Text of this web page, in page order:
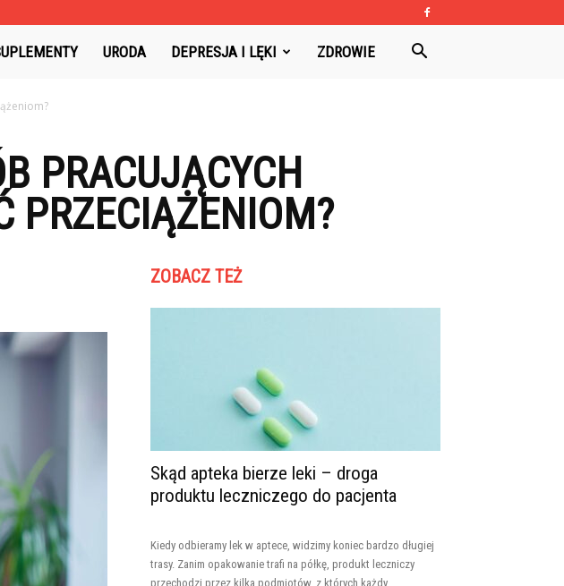
URODA DEPRESJA I LĘKI ZDROWIE
PRACUJĄCYCH
PRZECIĄŻENIOM?
ZOBACZ TEŻ
Skąd apteka bierze leki – droga
produktu leczniczego do pacjenta
Kiedy odbieramy lek w aptece, widzimy koniec bardzo długiej
trasy. Zanim opakowanie trafi na półkę, produkt leczniczy
przechodzi przez kilka podmiotów, z których każdy...